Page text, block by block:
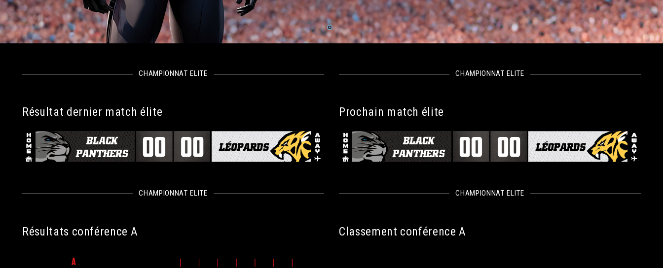
CHAMPIONNAT ELITE
Résultat dernier match élite
CHAMPIONNAT ELITE
Prochain match élite
CHAMPIONNAT ELITE
Résultats conférence A
CHAMPIONNAT ELITE
Classement conférence A